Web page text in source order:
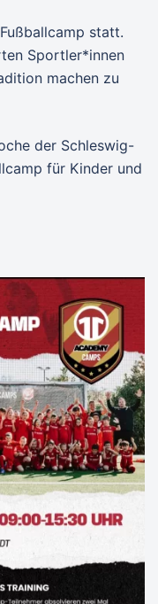
statt.
Sportler*innen
machen zu
der Schleswig-
für Kinder und